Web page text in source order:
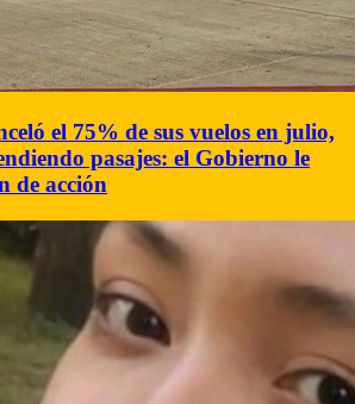
el 75% de sus vuelos en julio,
pasajes: el Gobierno le
de acción